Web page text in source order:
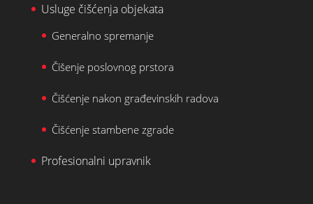
Usluge čišćenja objekata
Generalno spremanje
Čišenje poslovnog prstora
Čišćenje nakon građevinskih radova
Čišćenje stambene zgrade
Profesionalni upravnik